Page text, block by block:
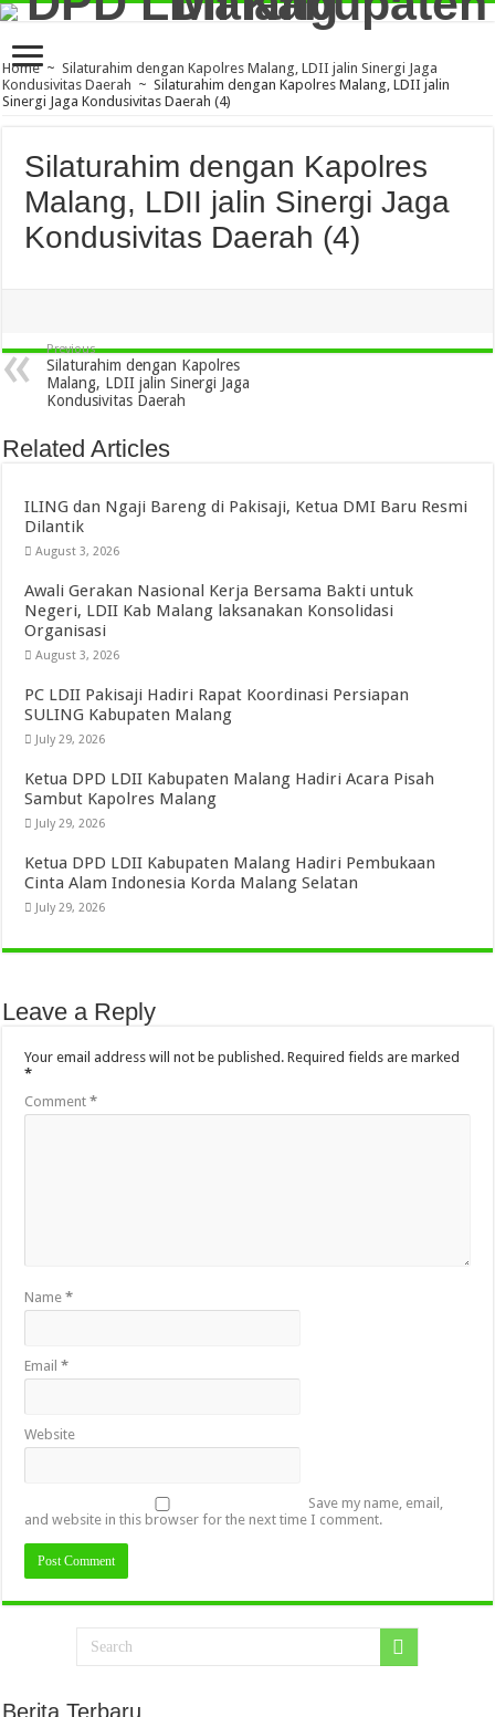
Home ~ Silaturahim dengan Kapolres Malang, LDII jalin Sinergi Jaga
Kondusivitas Daerah ~ Silaturahim dengan Kapolres Malang, LDII jalin
Sinergi Jaga Kondusivitas Daerah (4)
Silaturahim dengan Kapolres
Malang, LDII jalin Sinergi Jaga
Kondusivitas Daerah (4)
Previous
Silaturahim dengan Kapolres
Malang, LDII jalin Sinergi Jaga
Kondusivitas Daerah
Related Articles
ILING dan Ngaji Bareng di Pakisaji, Ketua DMI Baru Resmi
Dilantik
August 3, 2026
Awali Gerakan Nasional Kerja Bersama Bakti untuk
Negeri, LDII Kab Malang laksanakan Konsolidasi
Organisasi
August 3, 2026
PC LDII Pakisaji Hadiri Rapat Koordinasi Persiapan
SULING Kabupaten Malang
July 29, 2026
Ketua DPD LDII Kabupaten Malang Hadiri Acara Pisah
Sambut Kapolres Malang
July 29, 2026
Ketua DPD LDII Kabupaten Malang Hadiri Pembukaan
Cinta Alam Indonesia Korda Malang Selatan
July 29, 2026
Leave a Reply
Your email address will not be published. Required fields are marked
*
Comment*
Name*
Email*
Website
Save my name, email,
and website in this browser for the next time I comment.
Berita Terbaru